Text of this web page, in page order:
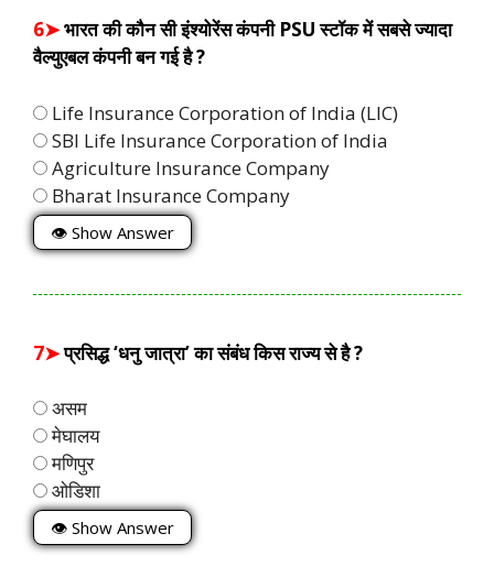
6➤भारत की कौन सी इंश्योरेंस कंपनी PSU स्टॉक में सबसे ज्यादा
वैल्युएबल कंपनी बन गई है ?
Life Insurance Corporation of India (LIC)
SBI Life Insurance Corporation of India
Agriculture Insurance Company
Bharat Insurance Company
👁 Show Answer
7➤प्रसिद्ध ‘धनु जात्रा’ का संबंध किस राज्य से है ?
असम
मेघालय
मणिपुर
ओडिशा
👁 Show Answer